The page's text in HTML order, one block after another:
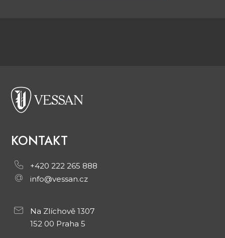
KONTAKT
+420 222 265 888
info@vessan.cz
Na Zlíchově 1307
152 00 Praha 5